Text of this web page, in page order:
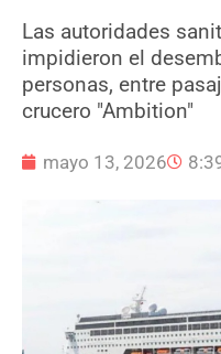
Las autoridades
impidieron el
personas, entre
crucero "Ambition"
mayo 13, 2026